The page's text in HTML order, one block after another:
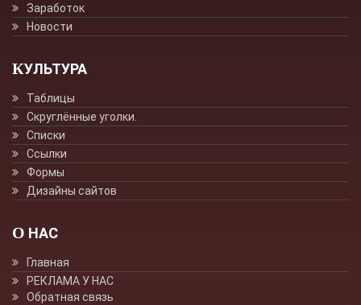
Заработок
Новости
КУЛЬТУРА
Таблицы
Скруглённые уголки.
Списки
Ссылки
Формы
Дизайны сайтов
О НАС
Главная
РЕКЛАМА У НАС
Обратная связь